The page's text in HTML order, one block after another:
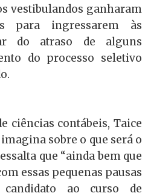
vestibulandos ganharam
para ingressarem às
do atraso de alguns
do processo seletivo
ciências contábeis, Taice
sobre o que será o
que “ainda bem que
essas pequenas pausas
ao curso de